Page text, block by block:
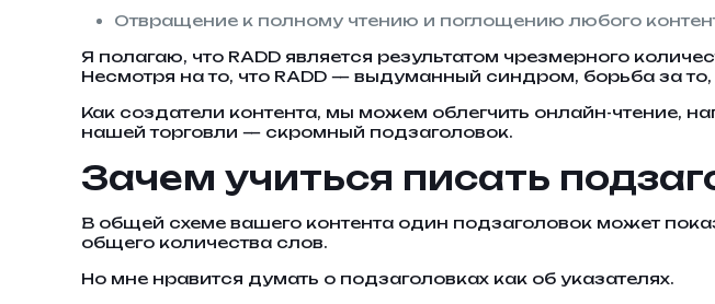
Отвращение к полному чтению и поглощению любого
Я полагаю, что RADD является результатом чрезмерного
Несмотря на то, что RADD — выдуманный синдром, борьба за
Как создатели контента, мы можем облегчить онлайн-чтение,
нашей торговли — скромный подзаголовок.
Зачем учиться писать
В общей схеме вашего контента один подзаголовок может
общего количества слов.
Но мне нравится думать о подзаголовках как об указателях.